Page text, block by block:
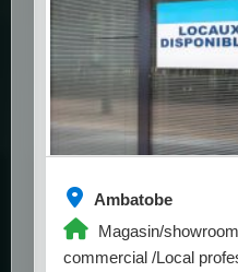
Ambatobe
Magasin/
commercial /Local